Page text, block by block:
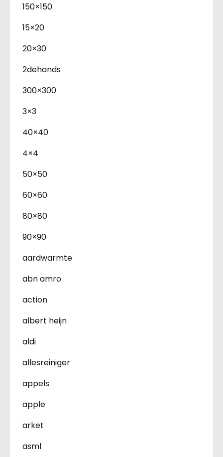
150×150
15×20
20×30
2dehands
300×300
3×3
40×40
4×4
50×50
60×60
80×80
90×90
aardwarmte
abn amro
action
albert heijn
aldi
allesreiniger
appels
apple
arket
asml